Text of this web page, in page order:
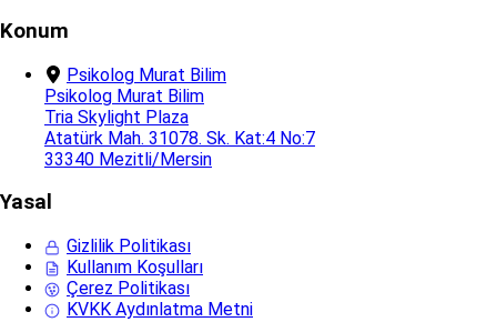
Konum
Psikolog Murat Bilim
Psikolog Murat Bilim
Tria Skylight Plaza
Atatürk Mah. 31078. Sk. Kat:4 No:7
33340 Mezitli/Mersin
Yasal
Gizlilik Politikası
Kullanım Koşulları
Çerez Politikası
KVKK Aydınlatma Metni